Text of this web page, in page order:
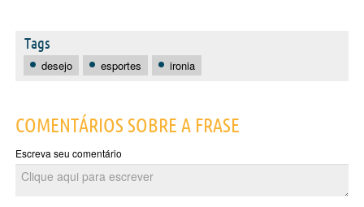
Tags
desejo esportes ironia
COMENTÁRIOS SOBRE A FRASE
Escreva seu comentário